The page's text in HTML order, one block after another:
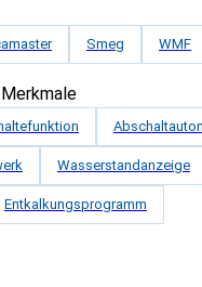
Smeg WMF
Wasserstandanzeige
Entkalkungsprogramm